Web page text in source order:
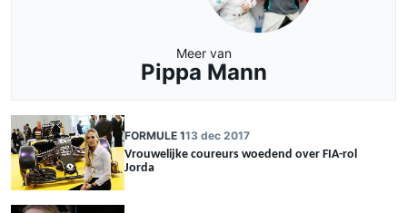
Meer van
Pippa Mann
FORMULE 113 dec 2017
Vrouwelijke coureurs woedend over FIA-rol
Jorda